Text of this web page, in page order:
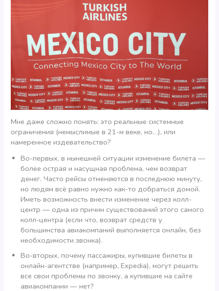
Мне даже сложно понять: это реальные системные
ограничения (немыслимые в 21-м веке, но…), или
намеренное издевательство?
Во-первых, в нынешней ситуации изменение билета —
более острая и насущная проблема, чем возврат
денег. Часто рейсы отменяются в последнюю минуту,
но людям всё равно нужно как-то добраться домой.
Иметь возможность внести изменение через колл-
центр — одна из причин существований этого самого
колл-центра (если что, возврат средств у
большинства авиакомпаний выполняется онлайн, без
необходимости звонка).
Во-вторых, почему пассажиры, купившие билеты в
онлайн-агентстве (например, Expedia), могут решить
все свои проблемы по звонку, а купившие на сайте
авиакомпании — нет?